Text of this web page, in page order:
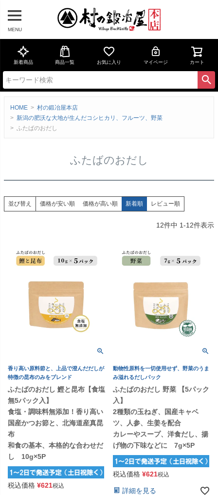
MENU
新着商品 商品一覧 お気に入り マイページ カート
HOME
村の鍛冶屋本店
新潟の肥沃な大地が生んだコシヒカリ、フルーツ、野菜
ふたばのおだし
ふたばのおだし
並び替え 価格が安い順 価格が高い順 新着順 レビュー順
12件中 1-12件表示
香り高い原料節と、上品で澄んだだしが
特徴の昆布のみをブレンド
ふたばのおだし 鰹と昆布【食塩
無5パック入】
食塩・調味料無添加！香り高い
国産かつお節と、北海道産真昆
布
和食の基本、本格的な合わせだ
し 10g×5P
税込価格 ¥621税込
動物性原料を一切使用せず、野菜のうま
み溢れるだしパック
ふたばのおだし 野菜 【5パック
入】
2種類の玉ねぎ、国産キャベ
ツ、人参、生姜を配合
カレーやスープ、洋食だし、揚
げ物の下味などに 7g×5P
税込価格 ¥621税込
詳細を見る